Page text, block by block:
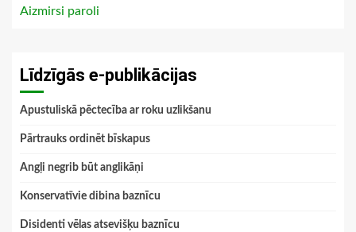
Aizmirsi paroli
Līdzīgās e-publikācijas
Apustuliskā pēctecība ar roku uzlikšanu
Pārtrauks ordinēt bīskapus
Angļi negrib būt anglikāņi
Konservatīvie dibina baznīcu
Disidenti vēlas atsevišķu baznīcu